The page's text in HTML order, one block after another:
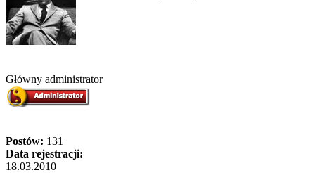
Główny administrator
Postów: 131
Data rejestracji:
18.03.2010